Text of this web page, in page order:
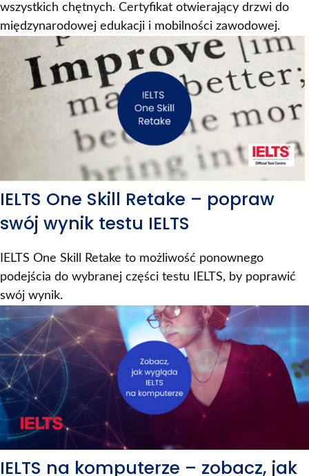
wszystkich chętnych. Certyfikat otwierający drzwi do
międzynarodowej edukacji i mobilności zawodowej.
IELTS One Skill Retake – popraw
swój wynik testu IELTS
IELTS One Skill Retake to możliwość ponownego
podejścia do wybranej części testu IELTS, by poprawić
swój wynik.
IELTS na komputerze – zobacz, jak